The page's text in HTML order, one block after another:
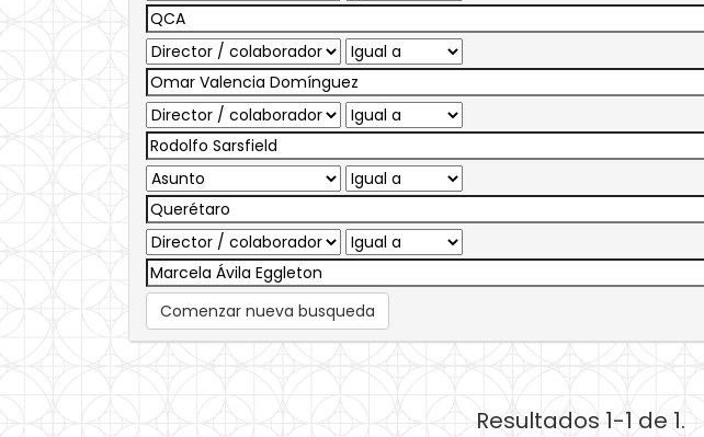
Comenzar nueva busqueda
Resultados 1-1 de 1.